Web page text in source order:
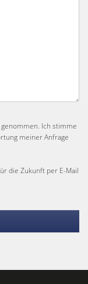
Ich stimme
meiner Anfrage
die Zukunft per E-Mail